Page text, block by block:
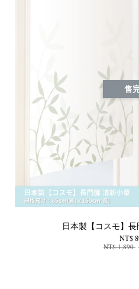
售
日本製【コスモ】長
NT$
NT$ 1,890